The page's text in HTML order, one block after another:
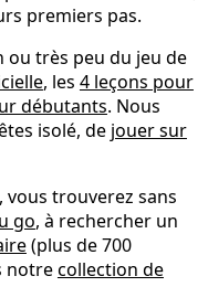
premiers pas.
ou très peu du jeu de
, les 4 leçons pour
débutants. Nous
isolé, de jouer sur
vous trouverez sans
go, à rechercher un
(plus de 700
notrecollection de